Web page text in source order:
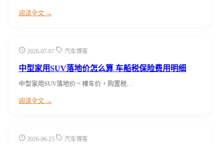
阅读全文 →
2026-07-07 汽车博客
中型家用SUV落地价怎么算 车船税保险费用明细
中型家用SUV落地价 = 裸车价 + 购置税…
阅读全文 →
2026-06-25 汽车博客